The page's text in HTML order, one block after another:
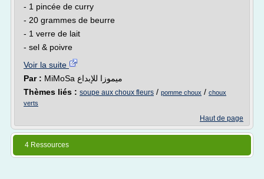
- 1 pincée de curry
- 20 grammes de beurre
- 1 verre de lait
- sel & poivre
Voir la suite
Par :
MiMoSa ميموزا للإبداع
Thèmes liés : soupe aux choux fleurs / pomme choux / choux
verts
Haut de page
4 Ressources